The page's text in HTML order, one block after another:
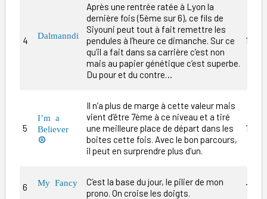
4
Dalmanndi
Après une rentrée ratée à Lyon la
dernière fois (5ème sur 6), ce fils de
Siyouni peut tout à fait remettre les
pendules à l’heure ce dimanche. Sur ce
qu’il a fait dans sa carrière c’est non
mais au papier génétique c’est superbe.
Du pour et du contre…
14/1
5
I’m a
Believer

Il n’a plus de marge à cette valeur mais
vient d’être 7ème à ce niveau et a tiré
une meilleure place de départ dans les
boites cette fois. Avec le bon parcours,
il peut en surprendre plus d’un.
13/1
6 My Fancy
C’est la base du jour, le pilier de mon
prono. On croise les doigts.
7/1